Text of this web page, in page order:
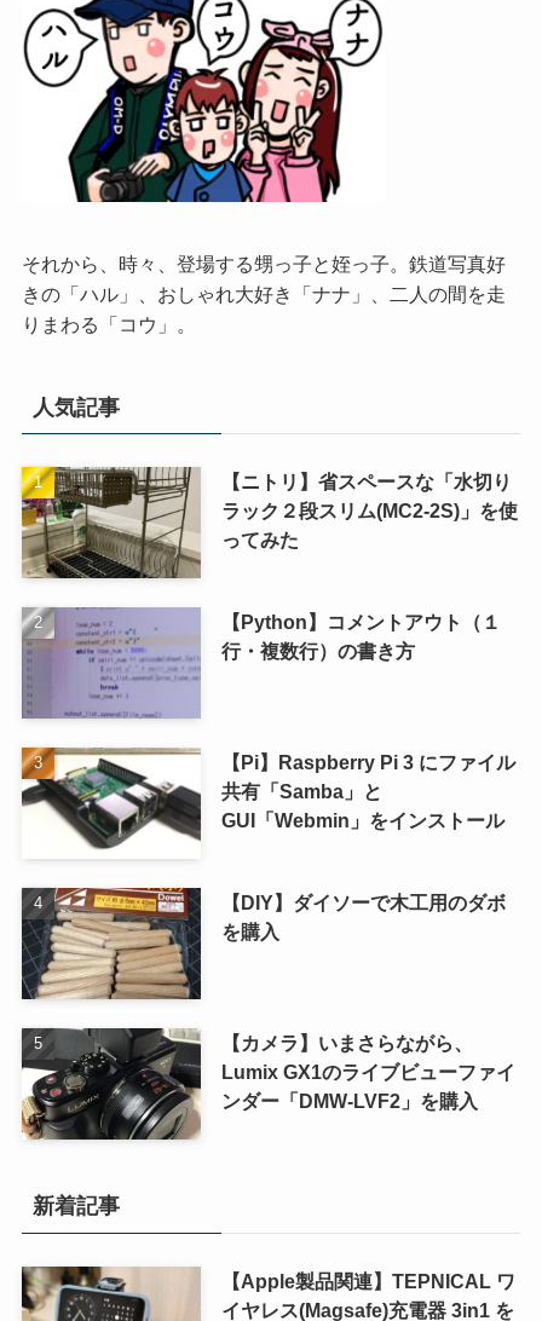
それから、時々、登場する甥っ子と姪っ子。鉄道写真好
きの「ハル」、おしゃれ大好き「ナナ」、二人の間を走
りまわる「コウ」。
人気記事
【ニトリ】省スペースな「水切り
ラック２段スリム(MC2-2S)」を使
ってみた
【Python】コメントアウト（１
行・複数行）の書き方
【Pi】Raspberry Pi 3 にファイル
共有「Samba」と
GUI「Webmin」をインストール
【DIY】ダイソーで木工用のダボ
を購入
【カメラ】いまさらながら、
Lumix GX1のライブビューファイ
ンダー「DMW-LVF2」を購入
新着記事
【Apple製品関連】TEPNICAL ワ
イヤレス(Magsafe)充電器 3in1 を